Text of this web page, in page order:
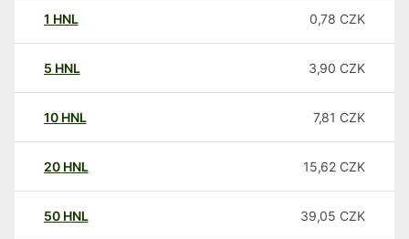
1 HNL 0,78 CZK
5 HNL 3,90 CZK
10 HNL 7,81 CZK
20 HNL 15,62 CZK
50 HNL 39,05 CZK